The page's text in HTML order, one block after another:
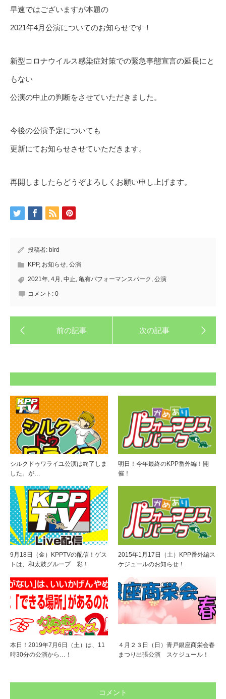
早速ではございますが本題の
2021年4月公演についてのお知らせです！
新型コロナウイルス感染症対策での緊急事態宣言の延長にと
もない
公演の中止の判断をさせていただきました。
今後の公演予定についても
更新にてお知らせさせていただきます。
再開しましたらどうぞよろしくお願い申し上げます。
投稿者: bird
KPP, お知らせ, 公演
2021年, 4月 , 中止, 亀有パフォーマンスパーク , 公演
コメント: 0
シルクドゥワライユ公演は終了しま
した。が…
明日！今年最終のKPP番外編！開
催！
9月18日（金）KPPTVの配信！ゲス
トは、和太鼓グループ 彩！
2015年1月17日（土）KPP番外編ス
ケジュールのお知らせ！
本日！2019年7月6日（土）は、11
時30分の公演から…！
４月２３日（日）青戸銀座商栄会春
まつり出張公演 スケジュール！
コメント